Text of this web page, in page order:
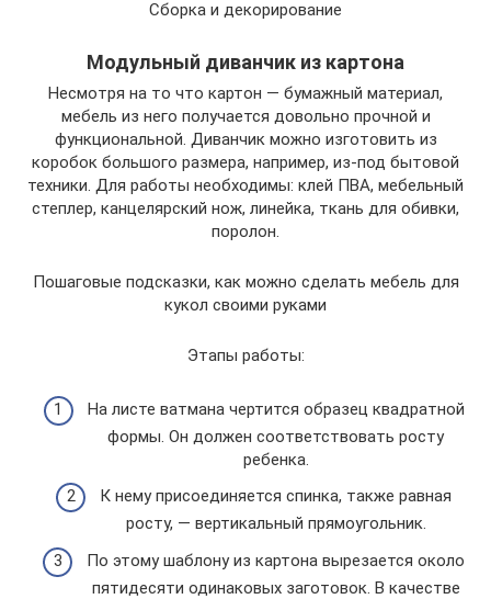
Сборка и декорирование
Модульный диванчик из картона
Несмотря на то что картон — бумажный материал,
мебель из него получается довольно прочной и
функциональной. Диванчик можно изготовить из
коробок большого размера, например, из-под бытовой
техники. Для работы необходимы: клей ПВА, мебельный
степлер, канцелярский нож, линейка, ткань для обивки,
поролон.
Пошаговые подсказки, как можно сделать мебель для
кукол своими руками
Этапы работы:
На листе ватмана чертится образец квадратной
формы. Он должен соответствовать росту
ребенка.
К нему присоединяется спинка, также равная
росту, — вертикальный прямоугольник.
По этому шаблону из картона вырезается около
пятидесяти одинаковых заготовок. В качестве